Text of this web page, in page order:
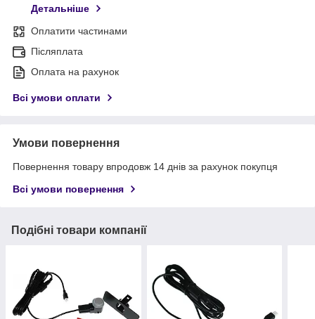
Детальніше
Оплатити частинами
Післяплата
Оплата на рахунок
Всі умови оплати
Умови повернення
Повернення товару впродовж 14 днів за рахунок покупця
Всі умови повернення
Подібні товари компанії